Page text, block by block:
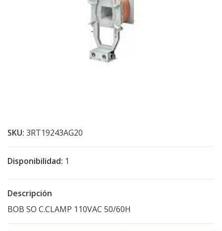
SKU: 3RT19243AG20
Disponibilidad: 1
Descripción
BOB SO C.CLAMP 110VAC 50/60H